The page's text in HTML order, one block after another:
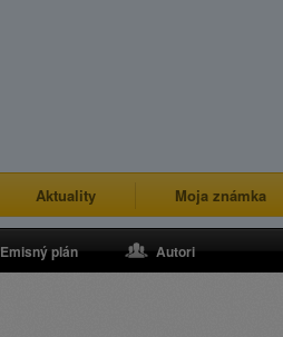
Aktuality Moja známka
Emisný plán Autori